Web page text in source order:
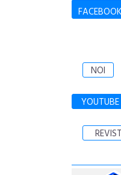
FACEBOOK
NOI
YOUTUBE